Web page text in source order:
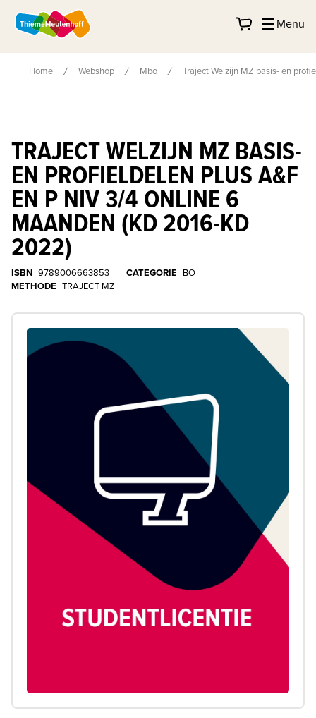
Menu
Home Webshop Mbo Traject Welzijn MZ basis- en
TRAJECT WELZIJN MZ BASIS-
EN PROFIELDELEN PLUS A&F
EN P NIV 3/4 ONLINE 6
MAANDEN (KD 2016-KD
2022)
ISBN 9789006663853 CATEGORIE BO
METHODE TRAJECT MZ